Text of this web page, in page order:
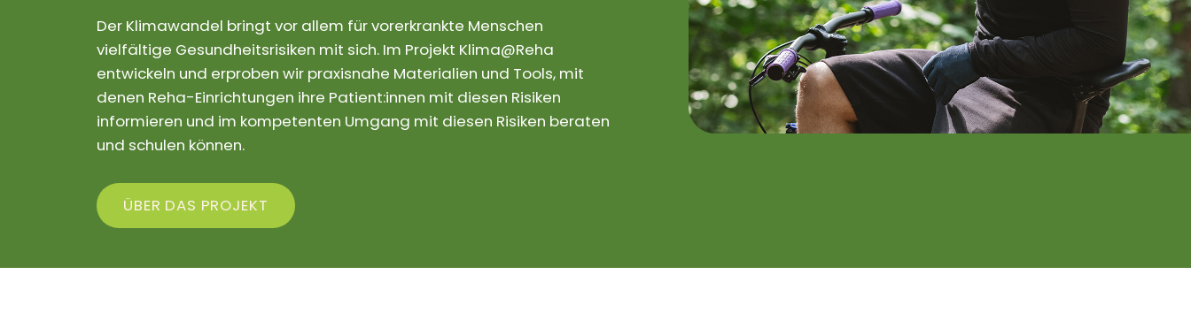
Der Klimawandel bringt vor allem für vorerkrankte Menschen
vielfältige Gesundheitsrisiken mit sich. Im Projekt Klima@Reha
entwickeln und erproben wir praxisnahe Materialien und Tools, mit
denen Reha-Einrichtungen ihre Patient:innen mit diesen Risiken
informieren und im kompetenten Umgang mit diesen Risiken beraten
und schulen können.
ÜBER DAS PROJEKT